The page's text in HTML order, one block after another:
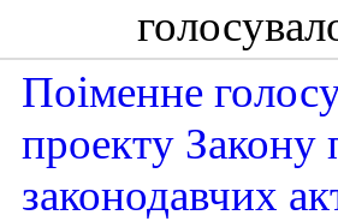
Поіменне
проекту Закону
законодавчих